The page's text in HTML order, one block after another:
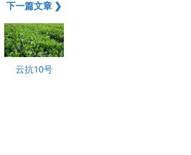
下一篇文章 ❯
云抗10号